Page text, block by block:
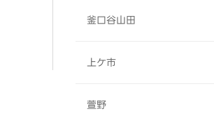
釜口谷山田
上ケ市
萱野